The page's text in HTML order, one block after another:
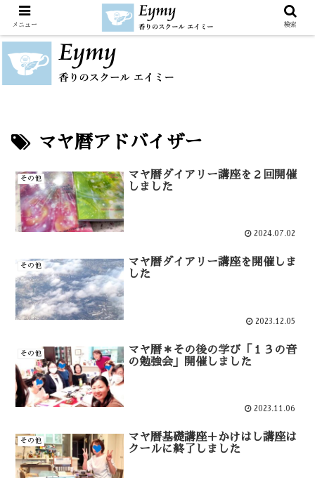
マヤ暦アドバイザー
その他
マヤ暦ダイアリー講座を２回開催
しました
2024.07.02
その他
マヤ暦ダイアリー講座を開催しま
した
2023.12.05
その他
マヤ暦＊その後の学び「１３の音
の勉強会」開催しました
2023.11.06
その他
マヤ暦基礎講座＋かけはし講座は
クールに終了しました
メニュー 検索